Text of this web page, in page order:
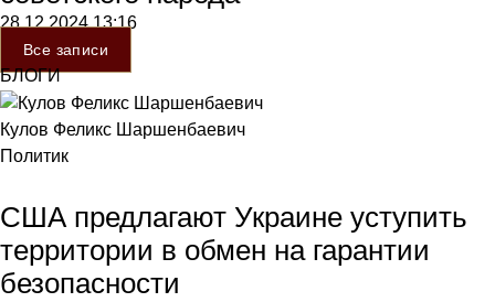
28.12.202413:16
Все записи
БЛОГИ
Кулов Феликс Шаршенбаевич
Политик
США предлагают Украине уступить
территории в обмен на гарантии
безопасности